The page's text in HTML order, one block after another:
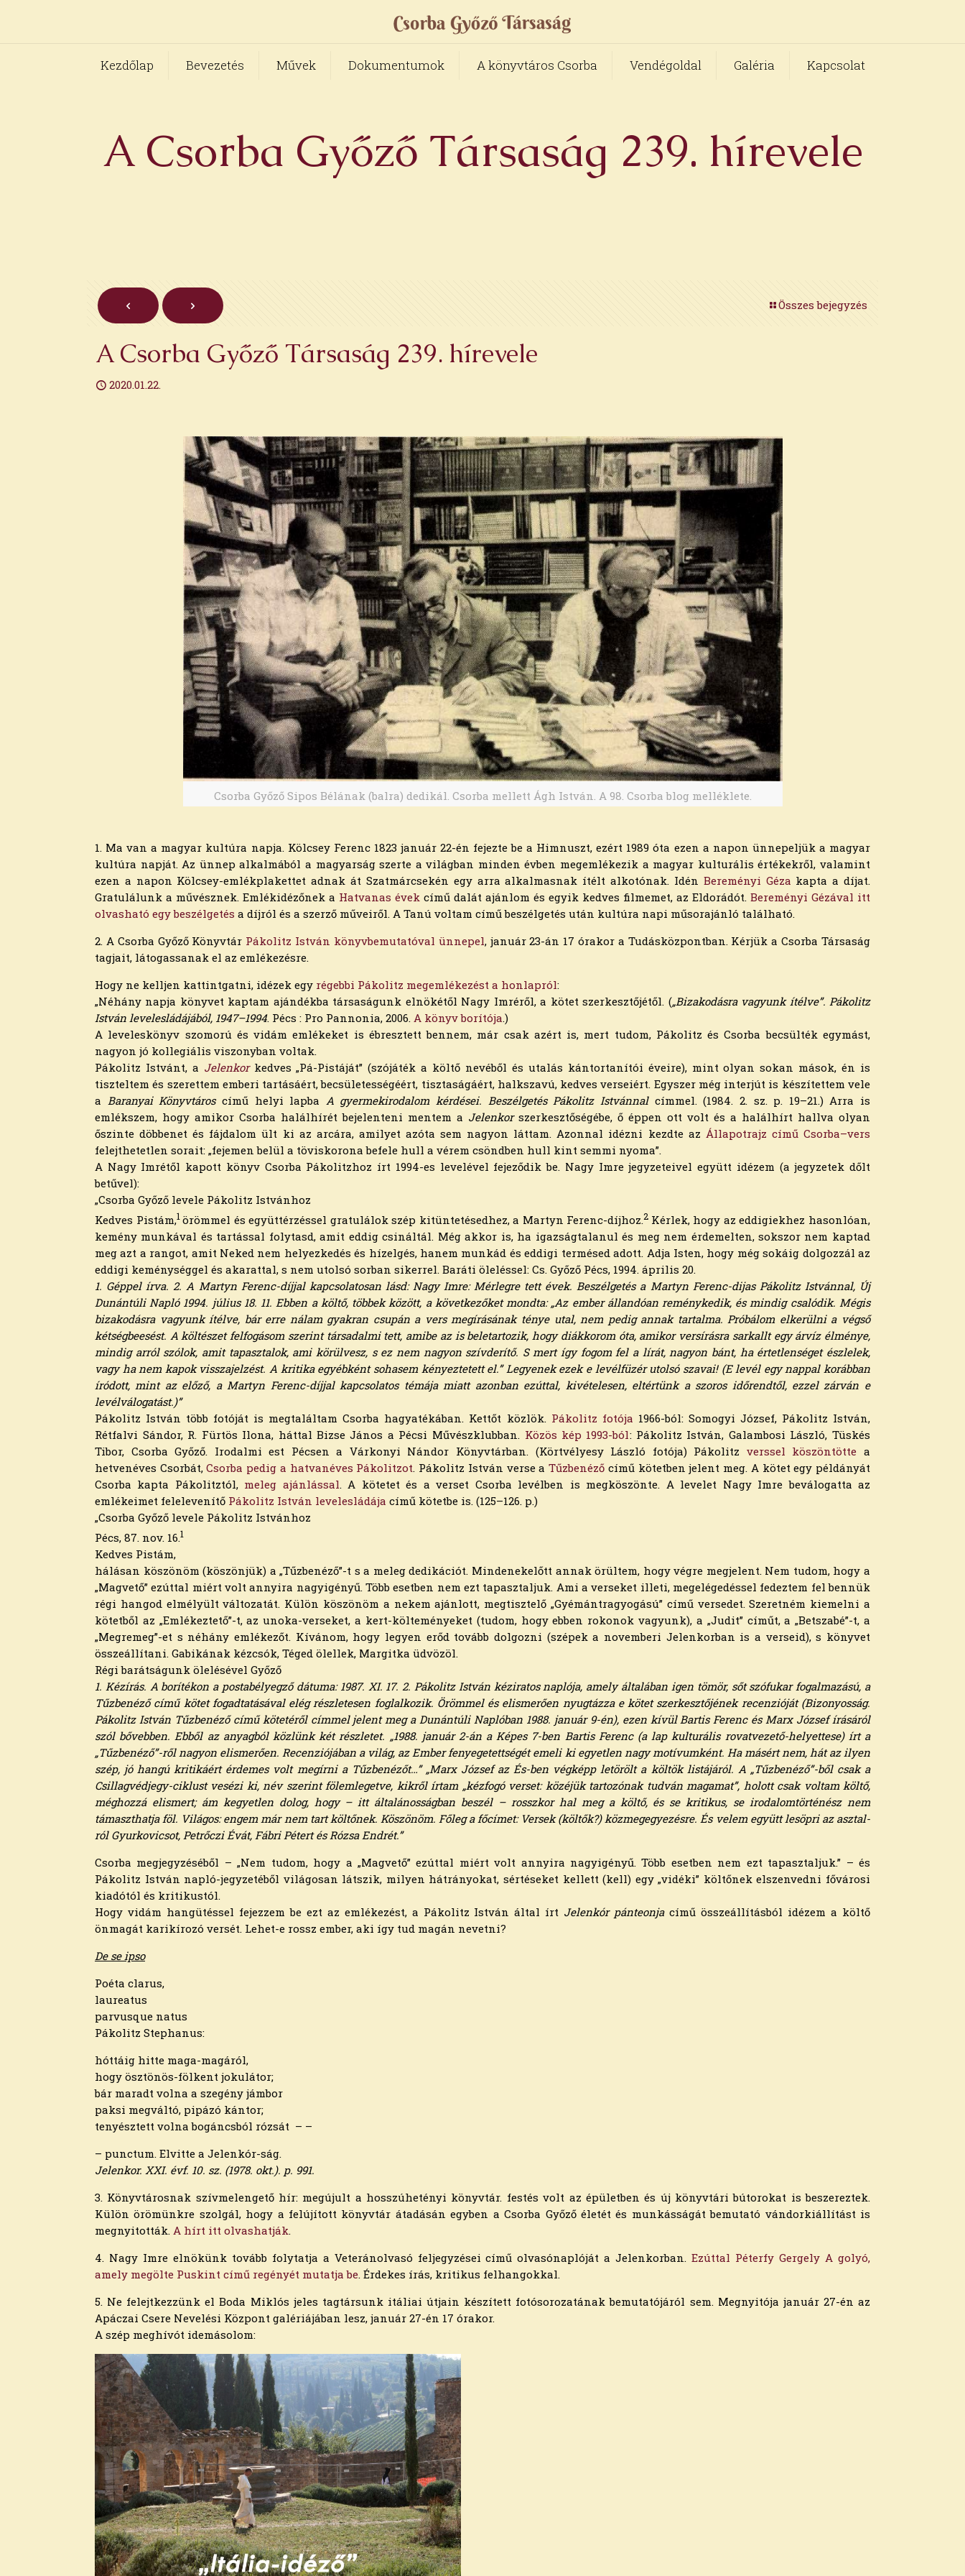
Kezdőlap Bevezetés Művek Dokumentumok A könyvtáros Csorba Vendégoldal Galéria Kapcsolat
A Csorba Győző Társaság 239. hírevele
Összes bejegyzés
A Csorba Győző Társaság 239. hírevele
2020.01.22.
Csorba Győző Sipos Bélának (balra) dedikál. Csorba mellett Ágh István. A 98. Csorba blog melléklete.
1. Ma van a magyar kultúra napja. Kölcsey Ferenc 1823 január 22-én fejezte be a Himnuszt, ezért 1989 óta ezen a napon ünnepeljük a magyar
kultúra napját. Az ünnep alkalmából a magyarság szerte a világban minden évben megemlékezik a magyar kulturális értékekről, valamint
ezen a napon Kölcsey-emlékplakettet adnak át Szatmárcsekén egy arra alkalmasnak ítélt alkotónak. Idén Bereményi Géza kapta a díjat.
Gratulálunk a művésznek. Emlékidézőnek a Hatvanas évek című dalát ajánlom és egyik kedves filmemet, az Eldorádót. Bereményi Gézával itt
olvasható egy beszélgetés a díjról és a szerző műveiről. A Tanú voltam című beszélgetés után kultúra napi műsorajánló található.
2. A Csorba Győző Könyvtár Pákolitz István könyvbemutatóval ünnepel, január 23-án 17 órakor a Tudásközpontban. Kérjük a Csorba Társaság
tagjait, látogassanak el az emlékezésre.
Hogy ne kelljen kattintgatni, idézek egy régebbi Pákolitz megemlékezést a honlapról:
„Néhány napja könyvet kaptam ajándékba társaságunk elnökétől Nagy Imréről, a kötet szerkesztőjétől. („Bizakodásra vagyunk ítélve”. Pákolitz
István levelesládájából, 1947–1994. Pécs : Pro Pannonia, 2006. A könyv borítója.)
A leveleskönyv szomorú és vidám emlékeket is ébresztett bennem, már csak azért is, mert tudom, Pákolitz és Csorba becsülték egymást,
nagyon jó kollegiális viszonyban voltak.
Pákolitz Istvánt, a Jelenkorkedves „Pá-Pistáját” (szójáték a költő nevéből és utalás kántortanítói éveire), mint olyan sokan mások, én is
tiszteltem és szerettem emberi tartásáért, becsületességéért, tisztaságáért, halkszavú, kedves verseiért. Egyszer még interjút is készítettem vele
a Baranyai Könyvtároscímű helyi lapba A gyermekirodalom kérdései. Beszélgetés Pákolitz Istvánnalcímmel. (1984. 2. sz. p. 19–21.) Arra is
emlékszem, hogy amikor Csorba halálhírét bejelenteni mentem a Jelenkorszerkesztőségébe, ő éppen ott volt és a halálhírt hallva olyan
őszinte döbbenet és fájdalom ült ki az arcára, amilyet azóta sem nagyon láttam. Azonnal idézni kezdte az Állapotrajz című Csorba–vers
felejthetetlen sorait: „fejemen belül a töviskorona befele hull a vérem csöndben hull kint semmi nyoma”.
A Nagy Imrétől kapott könyv Csorba Pákolitzhoz írt 1994-es levelével fejeződik be. Nagy Imre jegyzeteivel együtt idézem (a jegyzetek dőlt
betűvel):
„Csorba Győző levele Pákolitz Istvánhoz
Kedves Pistám,1 örömmel és együttérzéssel gratulálok szép kitünteté­sedhez, a Martyn Ferenc-díjhoz.2 Kérlek, hogy az eddigiekhez hasonlóan,
kemény mun­kával és tartással folytasd, amit eddig csináltál. Még akkor is, ha igazságtalanul és meg nem érdemelten, sokszor nem kap­tad
meg azt a rangot, amit Neked nem helyezkedés és hízelgés, hanem munkád és eddigi termésed adott. Adja Isten, hogy még sokáig dolgozzál az
eddigi ke­ménységgel és akarattal, s nem utolsó sorban sikerrel. Baráti öleléssel: Cs. Győző Pécs, 1994. április 20.
1. Géppel írva. 2. A Martyn Ferenc-díjjal kapcsolatosan lásd: Nagy Imre: Mérlegre tett évek. Beszélgetés a Martyn Ferenc-dijas Pákolitz Istvánnal, Új
Dunántúli Napló 1994. július 18. 11. Ebben a költő, többek között, a következőket mondta: „Az ember állandóan reménykedik, és mindig csalódik. Mégis
bizakodásra va­gyunk ítélve, bár erre nálam gyakran csupán a vers megírásának ténye utal, nem pedig annak tartalma. Próbálom elkerülni a végső
kétségbeesést. A költé­szet felfogásom szerint társadalmi tett, amibe az is beletartozik, hogy diákko­rom óta, amikor versírásra sarkallt egy árvíz élménye,
mindig arról szólok, amit tapasztalok, ami körülvesz, s ez nem nagyon szívderítő. S mert így fogom fel a lírát, nagyon bánt, ha értetlenséget észlelek,
vagy ha nem kapok vissza­jelzést. A kritika egyébként sohasem kényeztetett el.” Legyenek ezek e levél­füzér utolsó szavai! (E levél egy nappal korábban
íródott, mint az előző, a Martyn Ferenc-díjjal kapcsolatos témája miatt azonban ezúttal, kivételesen, eltértünk a szoros időrendtől, ezzel zárván e
levélválogatást.)”
Pákolitz István több fotóját is megtaláltam Csorba hagyatékában. Kettőt közlök. Pákolitz fotója 1966-ból: Somogyi József, Pákolitz István,
Rétfalvi Sándor, R. Fürtös Ilona, háttal Bizse János a Pécsi Művészklubban. Közös kép 1993-ból: Pákolitz István, Galambosi László, Tüskés
Tibor, Csorba Győző. Irodalmi est Pécsen a Várkonyi Nándor Könyvtárban. (Körtvélyesy László fotója) Pákolitz verssel köszöntötte a
hetvenéves Csorbát,Csorba pedig a hatvanéves Pákolitzot. Pákolitz István verse aTűzbenéző című kötetben jelent meg. A kötet egy példányát
Csorba kapta Pákolitztól, meleg ajánlással. A kötetet és a verset Csorba levélben is megköszönte. A levelet Nagy Imre beválogatta az
emlékeimet felelevenítő Pákolitz István levelesládája című kötetbe is. (125–126. p.)
„Csorba Győző levele Pákolitz Istvánhoz
Pécs, 87. nov. 16.1
Kedves Pistám,
hálásan köszönöm (köszönjük) a „Tűzbenéző”-t s a meleg dedikációt. Mindenekelőtt annak örültem, hogy végre megjelent. Nem tudom, hogy a
„Magvető” ezúttal miért volt annyira nagy­igényű. Több esetben nem ezt tapasztaljuk. Ami a verseket illeti, megelégedéssel fedeztem fel ben­nük
régi hangod elmélyült változatát. Külön köszönöm a ne­kem ajánlott, megtisztelő „Gyémántragyogású” című versedet. Szeretném kiemelni a
kötetből az „Emlékeztető”-t, az unoka-verseket, a kert-költeményeket (tudom, hogy ebben rokonok vagyunk), a „Judit” címűt, a „Betszabé”-t, a
„Megre­meg”-et s néhány emlékezőt. Kívánom, hogy legyen erőd tovább dolgozni (szépek a novemberi Jelenkorban is a verseid), s könyvet
összeállítani. Gabikának kézcsók, Téged ölellek, Margitka üdvözöl.
Régi barátságunk ölelésével Győző
1. Kézírás. A borítékon a postabélyegző dátuma: 1987. XI. 17. 2. Pákolitz István kéziratos naplója, amely általában igen tömör, sőt szófukar fogalmazású, a
Tűzbenéző című kötet fogadtatásával elég részletesen foglalko­zik. Örömmel és elismerően nyugtázza e kötet szerkesztőjének recenzióját (Bizonyosság.
Pákolitz István Tűzbenéző című kötetéről címmel jelent meg a Dunántúli Naplóban 1988. január 9-én), ezen kívül Bartis Ferenc és Marx József írásáról
szól bővebben. Ebből az anyagból közlünk két részletet. „1988. január 2-án a Képes 7-ben Bartis Ferenc (a lap kulturális rovatvezető-helyettese) írt a
„Tűzbenéző”-ről nagyon elismerően. Recenziójában a világ, az Ember fenyegetettségét emeli ki egyetlen nagy motívumként. Ha másért nem, hát az ilyen
szép, jó hangú kritikáért érdemes volt megírni a Tűzbenézőt…” „Marx József az És-ben végképp letörölt a költök listájáról. A „Tűzbenéző”-ből csak a
Csillagvédjegy-ciklust vesézi ki, név szerint fölemlegetve, kikről írtam „kézfogó verset: közéjük tartozónak tudván magamat”, holott csak voltam költő,
méghozzá elismert; ám kegyetlen dolog, hogy – itt általánosságban beszél – rosszkor hal meg a költő, és se kritikus, se irodalomtörténész nem
támaszthatja föl. Világos: engem már nem tart költőnek. Köszönöm. Főleg a főcímet: Versek (költők?) közmegegyezésre. És velem együtt lesöpri az asztal­
ról Gyurkovicsot, Petrőczi Évát, Fábri Pétert és Rózsa Endrét.”
Csorba megjegyzéséből – „Nem tudom, hogy a „Magvető” ezúttal miért volt annyira nagy­igényű. Több esetben nem ezt tapasztaljuk.” – és
Pákolitz István napló-jegyzetéből világosan látszik, milyen hátrányokat, sértéseket kellett (kell) egy „vidéki” költőnek elszenvedni fővárosi
kiadótól és kritikustól.
Hogy vidám hangütéssel fejezzem be ezt az emlékezést, a Pákolitz István által írt Jelenkór pánteonjacímű összeállításból idézem a költő
önmagát karikírozó versét. Lehet-e rossz ember, aki így tud magán nevetni?
De se ipso
Poéta clarus,
laureatus
parvusque natus
Pákolitz Stephanus:
hóttáig hitte maga-magáról,
hogy ösztönös-fölkent jokulátor;
bár maradt volna a szegény jámbor
paksi megváltó, pipázó kántor;
tenyésztett volna bogáncsból rózsát – –
– punctum. Elvitte a Jelenkór-ság.
Jelenkor. XXI. évf. 10. sz. (1978. okt.). p. 991.
3. Könyvtárosnak szívmelengető hír: megújult a hosszúhetényi könyvtár. festés volt az épületben és új könyvtári bútorokat is beszereztek.
Külön örömünkre szolgál, hogy a felújított könyvtár átadásán egyben a Csorba Győző életét és munkásságát bemutató vándorkiállítást is
megnyitották. A hírt itt olvashatják.
4. Nagy Imre elnökünk tovább folytatja a Veteránolvasó feljegyzései című olvasónaplóját a Jelenkorban.Ezúttal Péterfy Gergely A golyó,
amely megölte Puskint című regényét mutatja be. Érdekes írás, kritikus felhangokkal.
5. Ne felejtkezzünk el Boda Miklós jeles tagtársunk itáliai útjain készített fotósorozatának bemutatójáról sem. Megnyitója január 27-én az
Apáczai Csere Nevelési Központ galériájában lesz, január 27-én 17 órakor.
A szép meghívót idemásolom:
Archívum
2026. augusztus
2026. július
2026. június
2026. május
2026. április
2026. március
2026. február
2026. január
2025. december
2025. november
2025. október
2025. szeptember
2025. augusztus
2025. július
2025. június
2025. május
2025. április
2025. március
2025. február
2025. január
2024. december
2024. november
2024. október
2024. szeptember
2024. augusztus
2024. július
2024. június
2024. május
2024. április
2024. március
2024. február
2024. január
2023. december
2023. november
2023. október
2023. szeptember
2023. augusztus
2023. július
2023. június
2023. április
2023. március
2023. február
2023. január
2022. december
2022. november
2022. október
2022. augusztus
2022. július
2022. június
2022. május
2022. április
2022. március
2022. február
2022. január
2021. december
2021. november
2021. október
2021. szeptember
2021. augusztus
2021. július
2021. június
2021. május
2021. április
2021. február
2020. december
2020. november
2020. október
2020. szeptember
2020. augusztus
2020. július
2020. június
2020. május
2020. április
2020. február
2020. január
2019. december
2019. november
2019. október
2019. szeptember
2019. augusztus
2019. július
2019. május
2019. április
2019. március
2019. február
2019. január
2018. december
2018. november
2018. október
2018. szeptember
2018. augusztus
2018. július
2018. június
2018. május
2018. április
2018. március
2018. február
2018. január